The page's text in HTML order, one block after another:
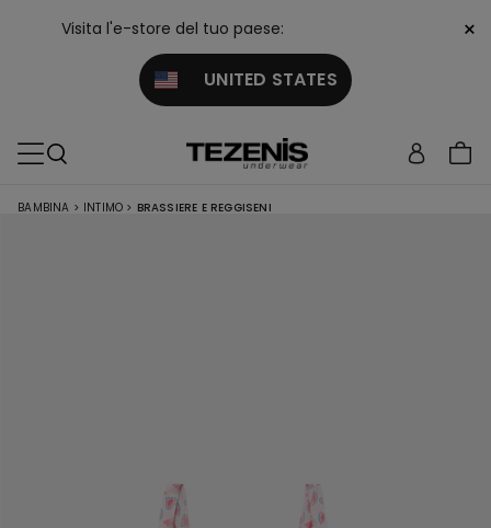
Visita l'e-store del tuo paese:
UNITED STATES
×
BAMBINA > INTIMO > BRASSIERE E REGGISENI